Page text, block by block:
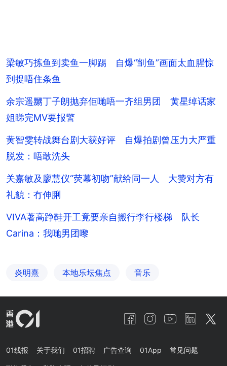
梁敏巧拣鱼到卖鱼一脚踢 自爆“㓥鱼”画面太血腥惊
到捉唔住条鱼
余宗遥嬲丁子朗抛弃佢哋唔一齐组男团 黄星绰话家
姐睇完MV要报警
黄智雯转战舞台剧大获好评 自爆拍剧曾压力大严重
脱发：唔敢洗头
关嘉敏及廖慧仪“荧幕初吻”献给同一人 大赞对方有
礼貌：冇伸脷
VIVA著高踭鞋开工竟要亲自搬行李行楼梯 队长
Carina：我哋男团嚟
炎明熹 本地乐坛焦点 音乐
01线报 关于我们 01招聘 广告查询 01App 常见问题